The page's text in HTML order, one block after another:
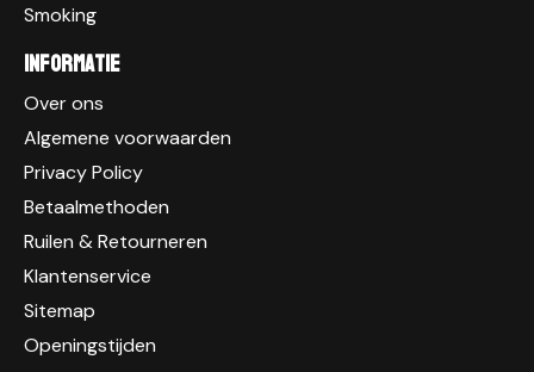
Smoking
Informatie
Over ons
Algemene voorwaarden
Privacy Policy
Betaalmethoden
Ruilen & Retourneren
Klantenservice
Sitemap
Openingstijden